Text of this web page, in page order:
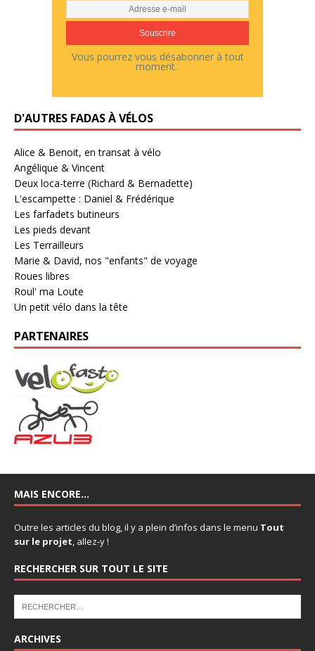
Vous pourrez vous désabonner à tout
moment.
D'AUTRES FADAS À VÉLOS
Alice & Benoit, en transat à vélo
Angélique & Vincent
Deux loca-terre (Richard & Bernadette)
L'escampette : Daniel & Frédérique
Les farfadets butineurs
Les pieds devant
Les Terrailleurs
Marie & David, nos "enfants" de voyage
Roues libres
Roul' ma Loute
Un petit vélo dans la tête
PARTENAIRES
MAIS ENCORE…
Outre les articles du blog, il y a plein d’infos dans le menu Tout
sur le projet , allez-y !
RECHERCHER SUR TOUT LE SITE
ARCHIVES